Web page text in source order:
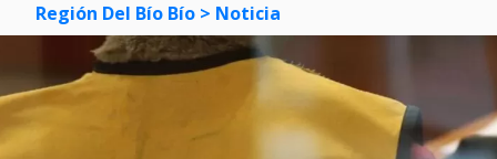
Región Del Bío Bío > Noticia